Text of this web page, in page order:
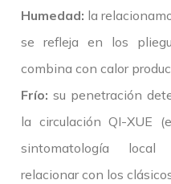
Humedad: la
se refleja en los
combina con calor
Frío: su penetración
la circulación QI-XUE
sintomatología
relacionar con los